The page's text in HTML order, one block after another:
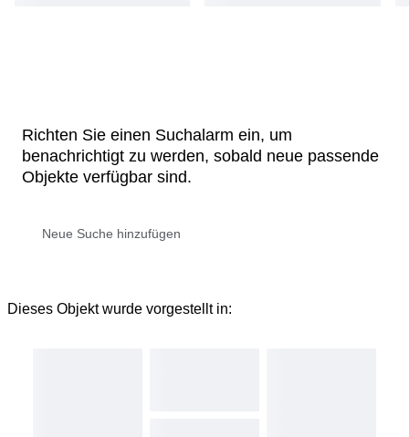
Richten Sie einen Suchalarm ein, um
benachrichtigt zu werden, sobald neue passende
Objekte verfügbar sind.
Dieses Objekt wurde vorgestellt in: